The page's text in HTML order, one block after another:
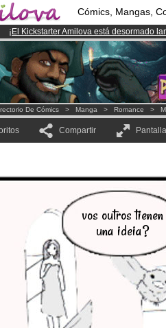
Cómics, Mangas,
¡ El Kickstarter Amilova está desormado
¡Ya tenemos 134393miembrosy 1208
¡Conviertete en Premium por3.95 euros
De Cómics > Manga > Romance >
Compartir
vos outros tienen
una ideia?